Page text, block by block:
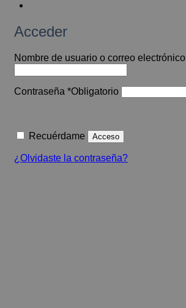
Acceder
Nombre de usuario o correo electrónico
Contraseña *Obligatorio
Recuérdame Acceso
¿Olvidaste la contraseña?